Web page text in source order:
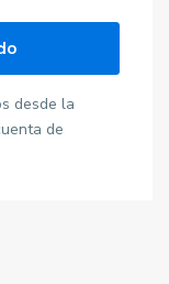
desde la
de